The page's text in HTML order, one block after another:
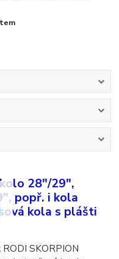
28"/29",
popř. i kola
kola s plášti
SKORPION